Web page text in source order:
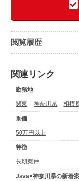
閲覧履歴
関連リンク
勤務地
関東 神奈川県 相模
単価
50万円以上
特徴
長期案件
Java×神奈川県の新着